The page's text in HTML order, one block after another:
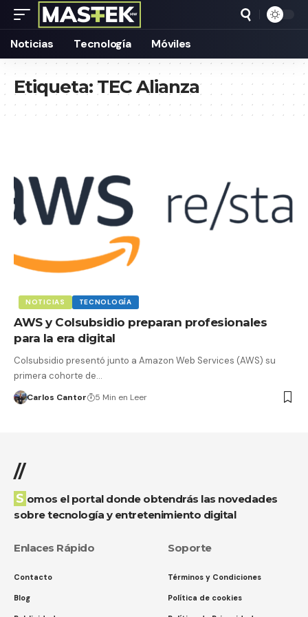
Noticias Tecnología Móviles
Etiqueta:TEC Alianza
NOTICIAS TECNOLOGÍA
AWS y Colsubsidio preparan profesionales
para la era digital
Colsubsidio presentó junto a Amazon Web Services (AWS) su
primera cohorte de…
Carlos Cantor 5 Min en Leer
//
Somos el portal donde obtendrás las novedades
sobre tecnología y entretenimiento digital
Enlaces Rápido
Contacto
Blog
Soporte
Términos y Condiciones
Política de cookies